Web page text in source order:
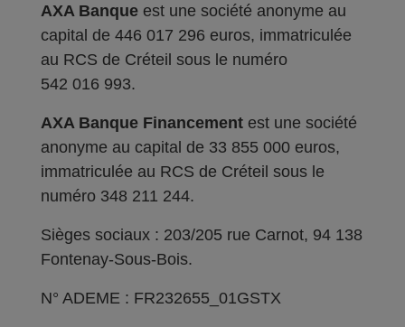
AXA Banque est une société anonyme au
capital de 446 017 296 euros, immatriculée
au RCS de Créteil sous le numéro
542 016 993.
AXA Banque Financement est une société
anonyme au capital de 33 855 000 euros,
immatriculée au RCS de Créteil sous le
numéro 348 211 244.
Sièges sociaux : 203/205 rue Carnot, 94 138
Fontenay-Sous-Bois.
N° ADEME : FR232655_01GSTX